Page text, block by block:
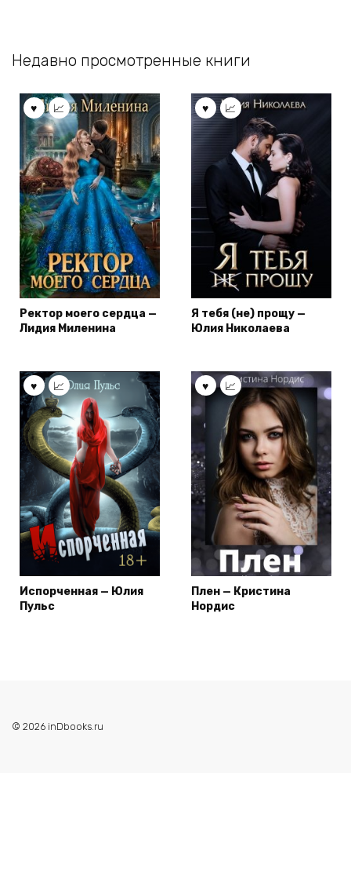
Недавно просмотренные книги
Ректор моего сердца —
Лидия Миленина
Я тебя (не) прощу —
Юлия Николаева
Испорченная — Юлия
Пульс
Плен — Кристина
Нордис
© 2026 inDbooks.ru